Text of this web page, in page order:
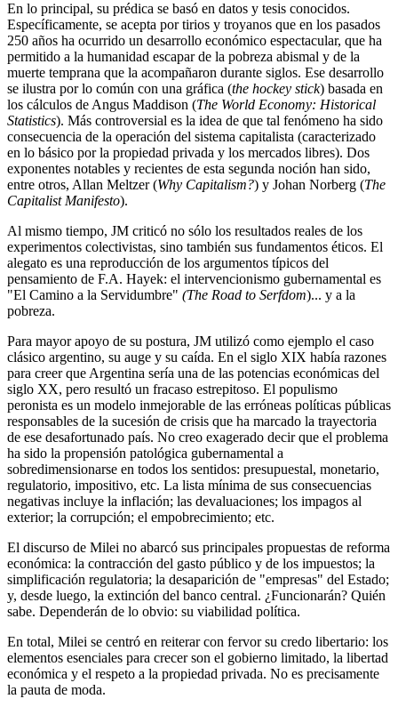
En lo principal, su prédica se basó en datos y tesis conocidos.
Específicamente, se acepta por tirios y troyanos que en los pasados
250 años ha ocurrido un desarrollo económico espectacular, que ha
permitido a la humanidad escapar de la pobreza abismal y de la
muerte temprana que la acompañaron durante siglos. Ese desarrollo
se ilustra por lo común con una gráfica (the hockey stick) basada en
los cálculos de Angus Maddison (The World Economy: Historical
Statistics). Más controversial es la idea de que tal fenómeno ha sido
consecuencia de la operación del sistema capitalista (caracterizado
en lo básico por la propiedad privada y los mercados libres). Dos
exponentes notables y recientes de esta segunda noción han sido,
entre otros, Allan Meltzer (Why Capitalism?) y Johan Norberg (The
Capitalist Manifesto).
Al mismo tiempo, JM criticó no sólo los resultados reales de los
experimentos colectivistas, sino también sus fundamentos éticos. El
alegato es una reproducción de los argumentos típicos del
pensamiento de F.A. Hayek: el intervencionismo gubernamental es
"El Camino a la Servidumbre" (The Road to Serfdom)... y a la
pobreza.
Para mayor apoyo de su postura, JM utilizó como ejemplo el caso
clásico argentino, su auge y su caída. En el siglo XIX había razones
para creer que Argentina sería una de las potencias económicas del
siglo XX, pero resultó un fracaso estrepitoso. El populismo
peronista es un modelo inmejorable de las erróneas políticas públicas
responsables de la sucesión de crisis que ha marcado la trayectoria
de ese desafortunado país. No creo exagerado decir que el problema
ha sido la propensión patológica gubernamental a
sobredimensionarse en todos los sentidos: presupuestal, monetario,
regulatorio, impositivo, etc. La lista mínima de sus consecuencias
negativas incluye la inflación; las devaluaciones; los impagos al
exterior; la corrupción; el empobrecimiento; etc.
El discurso de Milei no abarcó sus principales propuestas de reforma
económica: la contracción del gasto público y de los impuestos; la
simplificación regulatoria; la desaparición de "empresas" del Estado;
y, desde luego, la extinción del banco central. ¿Funcionarán? Quién
sabe. Dependerán de lo obvio: su viabilidad política.
En total, Milei se centró en reiterar con fervor su credo libertario: los
elementos esenciales para crecer son el gobierno limitado, la libertad
económica y el respeto a la propiedad privada. No es precisamente
la pauta de moda.